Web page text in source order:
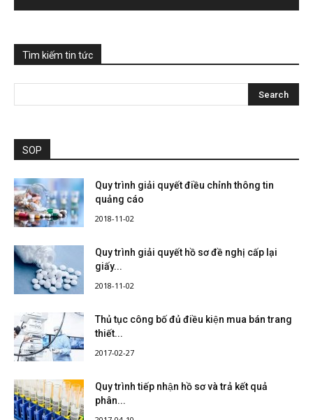
Tìm kiếm tin tức
SOP
Quy trình giải quyết điều chỉnh thông tin
quảng cáo
2018-11-02
Quy trình giải quyết hồ sơ đề nghị cấp lại
giấy...
2018-11-02
Thủ tục công bố đủ điều kiện mua bán trang
thiết...
2017-02-27
Quy trình tiếp nhận hồ sơ và trả kết quả
phân...